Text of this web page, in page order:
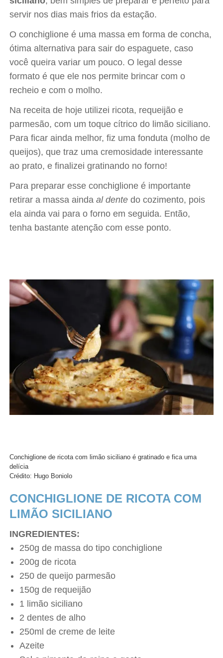
servir nos dias mais frios da estação.
O conchiglione é uma massa em forma de concha,
ótima alternativa para sair do espaguete, caso
você queira variar um pouco. O legal desse
formato é que ele nos permite brincar com o
recheio e com o molho.
Na receita de hoje utilizei ricota, requeijão e
parmesão, com um toque cítrico do limão siciliano.
Para ficar ainda melhor, fiz uma fonduta (molho de
queijos), que traz uma cremosidade interessante
ao prato, e finalizei gratinando no forno!
Para preparar esse conchiglione é importante
retirar a massa aindaal dente do cozimento, pois
ela ainda vai para o forno em seguida. Então,
tenha bastante atenção com esse ponto.
Conchiglione de ricota com limão siciliano é gratinado e fica uma
delícia
Crédito: Hugo Boniolo
CONCHIGLIONE DE RICOTA COM
LIMÃO SICILIANO
INGREDIENTES:
250g de massa do tipo conchiglione
200g de ricota
250 de queijo parmesão
150g de requeijão
1 limão siciliano
2 dentes de alho
250ml de creme de leite
Azeite